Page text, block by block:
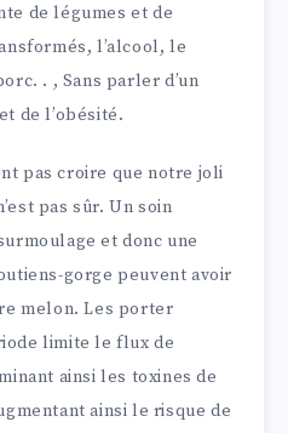
de légumes et de
l’alcool, le
. , Sans parler d’un
de l’obésité.
pas croire que notre joli
pas sûr. Un soin
et donc une
gorge peuvent avoir
melon. Les porter
limite le flux de
ainsi les toxines de
ainsi le risque de